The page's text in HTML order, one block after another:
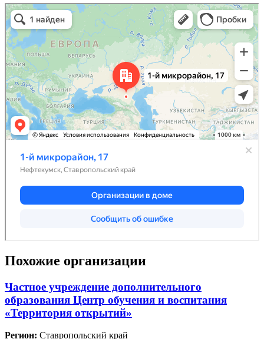
Похожие организации
Частное учреждение дополнительного
образования Центр обучения и воспитания
«Территория открытий»
Регион: Ставропольский край